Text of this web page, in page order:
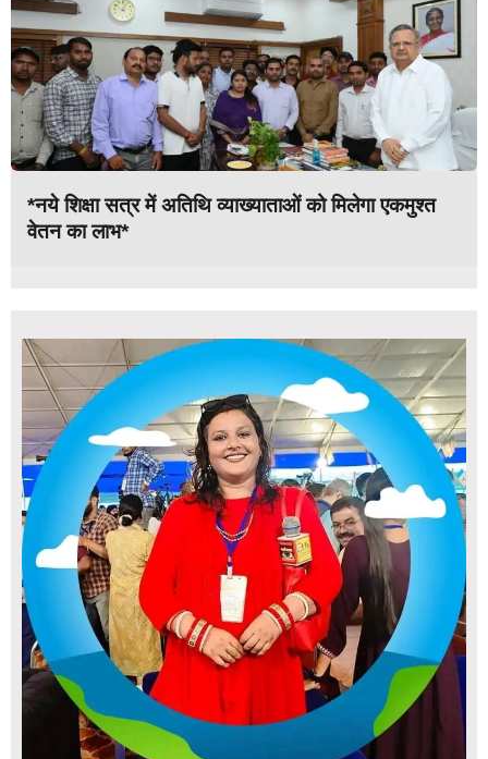
*नये शिक्षा सत्र में अतिथि व्याख्याताओं को मिलेगा एकमुश्त
वेतन का लाभ*